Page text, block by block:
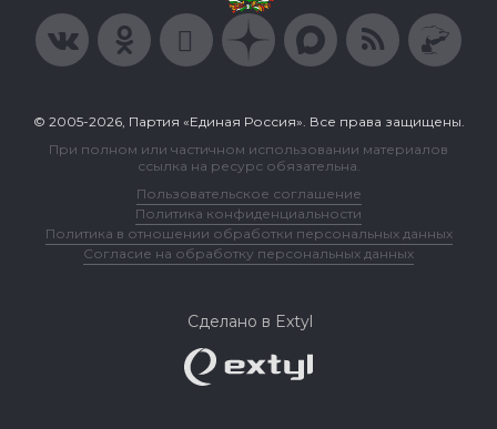
© 2005-2026, Партия «Единая Россия». Все права защищены.
При полном или частичном использовании материалов
ссылка на ресурс обязательна.
Пользовательское соглашение
Политика конфиденциальности
Политика в отношении обработки персональных данных
Согласие на обработку персональных данных
Сделано в Extyl